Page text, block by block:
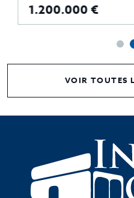
1.200.000 €
VOIR TOUTES